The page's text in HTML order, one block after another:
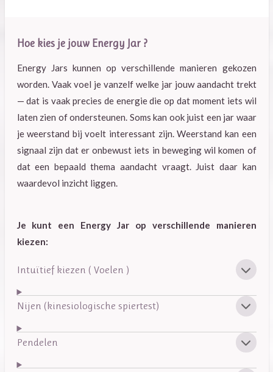
Hoe kies je jouw Energy Jar ?
Energy Jars kunnen op verschillende manieren gekozen
worden. Vaak voel je vanzelf welke jar jouw aandacht trekt
— dat is vaak precies de energie die op dat moment iets wil
laten zien of ondersteunen. Soms kan ook juist een jar waar
je weerstand bij voelt interessant zijn. Weerstand kan een
signaal zijn dat er onbewust iets in beweging wil komen of
dat een bepaald thema aandacht vraagt. Juist daar kan
waardevol inzicht liggen.
Je kunt een Energy Jar op verschillende manieren
kiezen:
Intuïtief kiezen ( Voelen )
Nijen (kinesiologische spiertest)
Pendelen